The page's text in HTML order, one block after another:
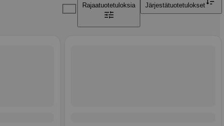
Rajaatuotetuloksia Järjestätuotetulokset